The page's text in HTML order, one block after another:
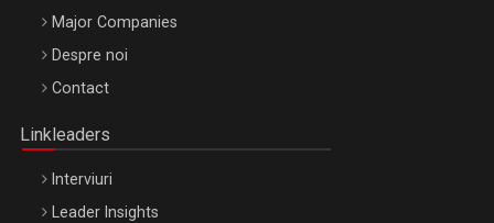
Be Inspired. Make it Happen!, ARTEMIS LETO, ORADEA, 8
Octombrie
Major Companies
Despre noi
Contact
Linkleaders
Interviuri
Leader Insights